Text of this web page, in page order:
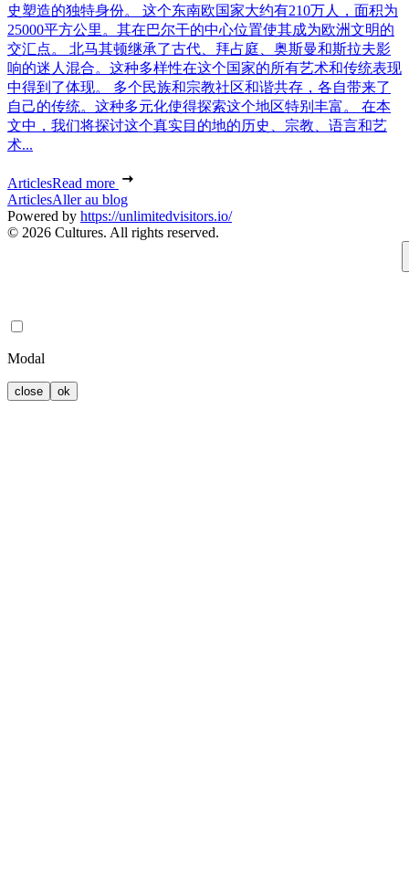
史塑造的独特身份。 这个东南欧国家大约有210万人，面积为
25000平方公里。其在巴尔干的中心位置使其成为欧洲文明的
交汇点。 北马其顿继承了古代、拜占庭、奥斯曼和斯拉夫影
响的迷人混合。这种多样性在这个国家的所有艺术和传统表现
中得到了体现。 多个民族和宗教社区和谐共存，各自带来了
自己的传统。这种多元化使得探索这个地区特别丰富。 在本
文中，我们将探讨这个真实目的地的历史、宗教、语言和艺
术...
ArticlesRead more
ArticlesAller au blog
Powered by https://unlimitedvisitors.io/
© 2026 Cultures. All rights reserved.
Modal
close ok